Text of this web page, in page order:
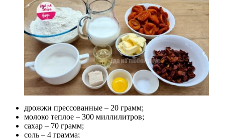
дрожжи прессованные – 20 грамм;
молоко теплое – 300 миллилитров;
сахар – 70 грамм;
соль – 4 грамма;